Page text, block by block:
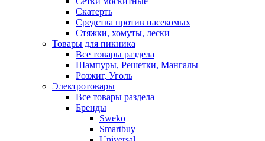
Скатерть
Средства против насекомых
Стяжки, хомуты, лески
Товары для пикника
Все товары раздела
Шампуры, Решетки, Мангалы
Розжиг, Уголь
Электротовары
Все товары раздела
Бренды
Sweko
Smartbuy